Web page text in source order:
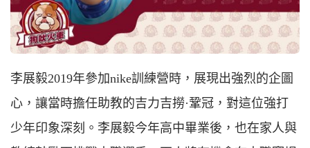
李展毅2019年參加nike訓練營時，展現出強烈的企圖
心，讓當時擔任助教的吉力吉撈·鞏冠，對這位強打
少年印象深刻。李展毅今年高中畢業後，也在家人與